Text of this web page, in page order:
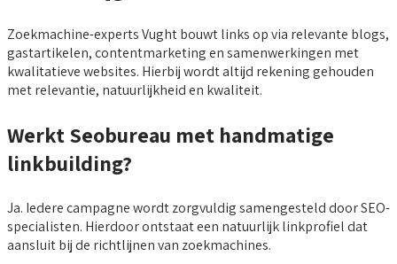
Zoekmachine-experts Vught bouwt links op via relevante blogs,
gastartikelen, contentmarketing en samenwerkingen met
kwalitatieve websites. Hierbij wordt altijd rekening gehouden
met relevantie, natuurlijkheid en kwaliteit.
Werkt Seobureau met handmatige
linkbuilding?
Ja. Iedere campagne wordt zorgvuldig samengesteld door SEO-
specialisten. Hierdoor ontstaat een natuurlijk linkprofiel dat
aansluit bij de richtlijnen van zoekmachines.